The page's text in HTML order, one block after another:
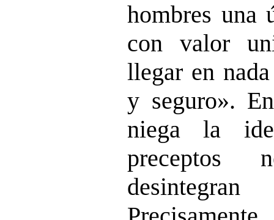
hombres una
con valor
llegar en
y seguro».
niega la
preceptos